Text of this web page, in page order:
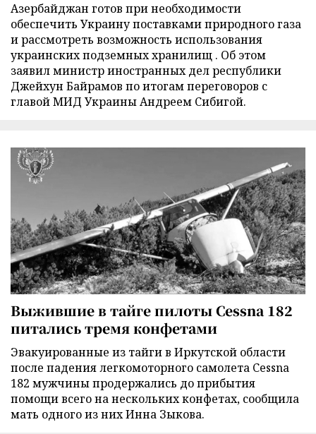
Азербайджан готов при необходимости
обеспечить Украину поставками природного газа
и рассмотреть возможность использования
украинских подземных хранилищ . Об этом
заявил министр иностранных дел республики
Джейхун Байрамов по итогам переговоров с
главой МИД Украины Андреем Сибигой.
Выжившие в тайге пилоты Cessna 182
питались тремя конфетами
Эвакуированные из тайги в Иркутской области
после падения легкомоторного самолета Cessna
182 мужчины продержались до прибытия
помощи всего на нескольких конфетах, сообщила
мать одного из них Инна Зыкова.